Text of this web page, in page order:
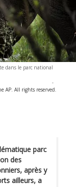
dans le parc national
-
AP. All rights reserved.
parc
des
après y
ailleurs, a